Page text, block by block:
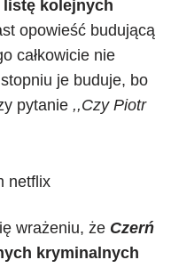
kolejnych
opowieść budującą
całkowicie nie
je buduje, bo
pytanie ,,Czy Piotr
wrażeniu, że Czerń
kryminalnych